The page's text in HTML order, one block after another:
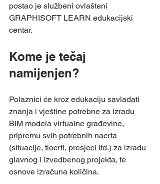
postao je službeni ovlašteni
GRAPHISOFT LEARN edukacijski
centar.
Kome je tečaj
namijenjen?
Polaznici će kroz edukaciju savladati
znanja i vještine potrebne za izradu
BIM modela virtualne građevine,
pripremu svih potrebnih nacrta
(situacije, tlocrti, presjeci itd.) za izradu
glavnog i izvedbenog projekta, te
osnove izračuna količina.